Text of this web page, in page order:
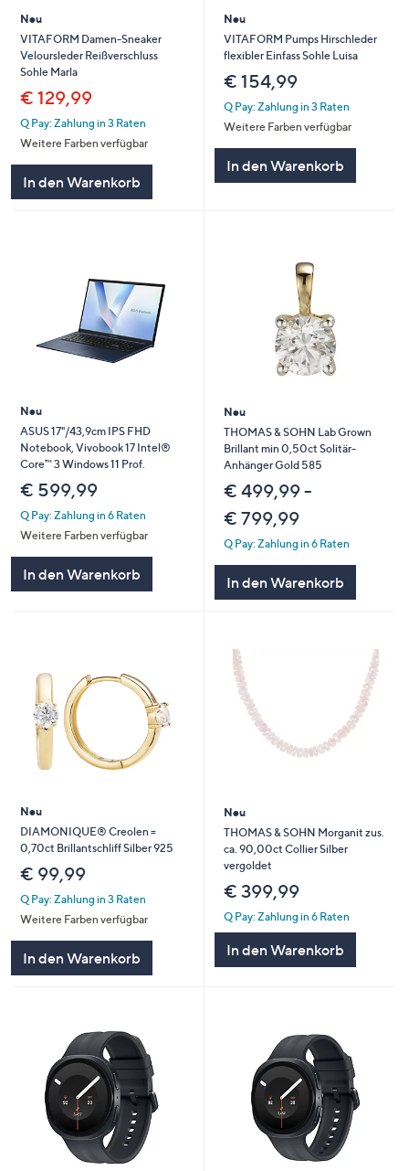
Neu
VITAFORM Damen-Sneaker
Veloursleder Reißverschluss
Sohle Marla
€ 129,99
Q Pay: Zahlung in 3 Raten
Weitere Farben verfügbar
In den Warenkorb
Neu
VITAFORM Pumps Hirschleder
flexibler Einfass Sohle Luisa
€ 154,99
Q Pay: Zahlung in 3 Raten
Weitere Farben verfügbar
In den Warenkorb
Neu
ASUS 17"/43,9cm IPS FHD
Notebook, Vivobook 17 Intel®
Core™ 3 Windows 11 Prof.
€ 599,99
Q Pay: Zahlung in 6 Raten
Weitere Farben verfügbar
In den Warenkorb
Neu
THOMAS & SOHN Lab Grown
Brillant min 0,50ct Solitär-
Anhänger Gold 585
€ 499,99 -
€ 799,99
Q Pay: Zahlung in 6 Raten
In den Warenkorb
Neu
DIAMONIQUE® Creolen =
0,70ct Brillantschliff Silber 925
€ 99,99
Q Pay: Zahlung in 3 Raten
Weitere Farben verfügbar
In den Warenkorb
Neu
THOMAS & SOHN Morganit zus.
ca. 90,00ct Collier Silber
vergoldet
€ 399,99
Q Pay: Zahlung in 6 Raten
In den Warenkorb